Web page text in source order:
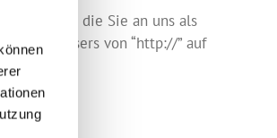
Anfragen, die Sie an uns als
des Browsers von “http://” auf